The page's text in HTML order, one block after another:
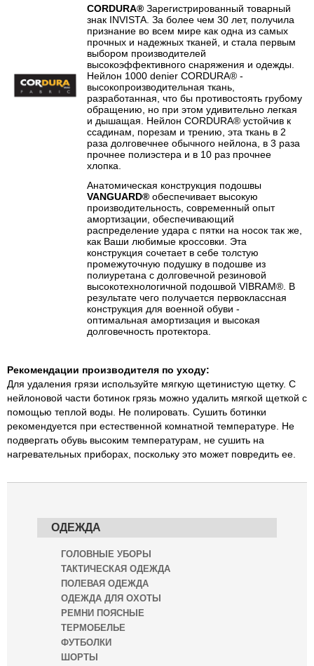
CORDURA® Зарегистрированный товарный
знак INVISTA. За более чем 30 лет, получила
признание во всем мире как одна из самых
прочных и надежных тканей, и стала первым
выбором производителей
высокоэффективного снаряжения и одежды.
Нейлон 1000 denier CORDURA® -
высокопроизводительная ткань,
разработанная, что бы противостоять грубому
обращению, но при этом удивительно легкая
и дышащая. Нейлон CORDURA® устойчив к
ссадинам, порезам и трению, эта ткань в 2
раза долговечнее обычного нейлона, в 3 раза
прочнее полиэстера и в 10 раз прочнее
хлопка.
Анатомическая конструкция подошвы
VANGUARD® обеспечивает высокую
производительность, современный опыт
амортизации, обеспечивающий
распределение удара с пятки на носок так же,
как Ваши любимые кроссовки. Эта
конструкция сочетает в себе толстую
промежуточную подушку в подошве из
полиуретана с долговечной резиновой
высокотехнологичной подошвой VIBRAM®. В
результате чего получается первоклассная
конструкция для военной обуви -
оптимальная амортизация и высокая
долговечность протектора.
Рекомендации производителя по уходу:
Для удаления грязи используйте мягкую щетинистую щетку. С
нейлоновой части ботинок грязь можно удалить мягкой щеткой с
помощью теплой воды. Не полировать. Сушить ботинки
рекомендуется при естественной комнатной температуре. Не
подвергать обувь высоким температурам, не сушить на
нагревательных приборах, поскольку это может повредить ее.
ОДЕЖДА
ГОЛОВНЫЕ УБОРЫ
ТАКТИЧЕСКАЯ ОДЕЖДА
ПОЛЕВАЯ ОДЕЖДА
ОДЕЖДА ДЛЯ ОХОТЫ
РЕМНИ ПОЯСНЫЕ
ТЕРМОБЕЛЬЕ
ФУТБОЛКИ
ШОРТЫ